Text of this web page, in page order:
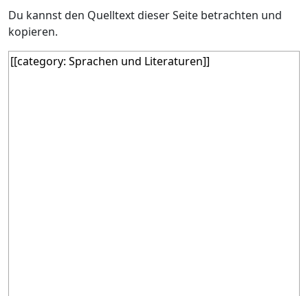
Du kannst den Quelltext dieser Seite betrachten und
kopieren.